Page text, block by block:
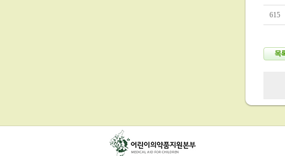
615